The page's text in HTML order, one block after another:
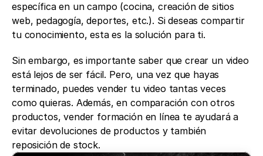
específica en un campo (cocina, creación de sitios
web, pedagogía, deportes, etc.). Si deseas compartir
tu conocimiento, esta es la solución para ti.
Sin embargo, es importante saber que crear un video
está lejos de ser fácil. Pero, una vez que hayas
terminado, puedes vender tu video tantas veces
como quieras. Además, en comparación con otros
productos, vender formación en línea te ayudará a
evitar devoluciones de productos y también
reposición de stock.